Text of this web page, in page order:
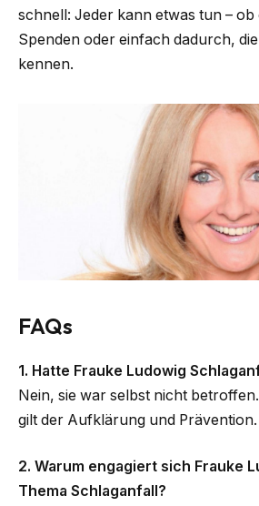
schnell: Jeder kann etwas tun –
Spenden oder einfach dadurch,
kennen.
FAQs
1. Hatte Frauke Ludowig
Nein, sie war selbst nicht
gilt der Aufklärung und Prävention.
2. Warum engagiert sich Frauke
Thema Schlaganfall?